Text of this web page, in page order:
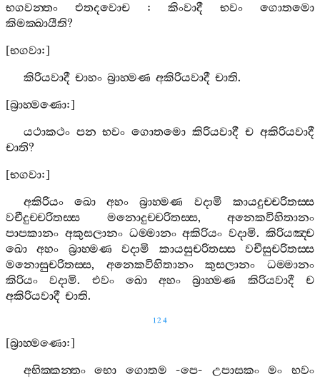
භගවන‍්තං
එතදවොච:කිංවාදී භවං
ගොතමො
කිමක‍්ඛායීති?
[භගවා:]
කිරියවාදී චාහං බ්‍රාහ‍්මණ අකිරියවාදී චාති.
[බ්‍රාහ‍්මණො:]
යථාකථං පන භවං ගොතමො කිරියවාදී ච අකිරියවාදී
චාති?
[භගවා:]
අකිරියං
ඛො අහං බ්‍රාහ‍්මණ වදාමි
කායදුච‍්චරිතස‍්ස
වචීදුච‍්චරිතස‍්ස
මනොදුච‍්චරිතස‍්ස, අනෙකවිහිතානං
පාපකානං අකුසලානං ධම‍්මානං අකිරියං වදාමි.කිරියඤ‍්ච
ඛො
අහං බ්‍රාහ‍්මණ වදාමි කායසුචරිතස‍්ස
වචීසුචරිතස‍්ස
මනොසුචරිතස‍්ස, අනෙකවිහිතානං කුසලානං
ධම‍්මානං
කිරියං
වදාමි. එවං ඛො අහං බ්‍රාහ‍්මණ කිරියවාදී
ච
අකිරියවාදී චාති.
124
[බ්‍රාහ‍්මණො:]
අභික‍්කන‍්තං
භො ගොතම -පෙ- උපාසකං මං භවං